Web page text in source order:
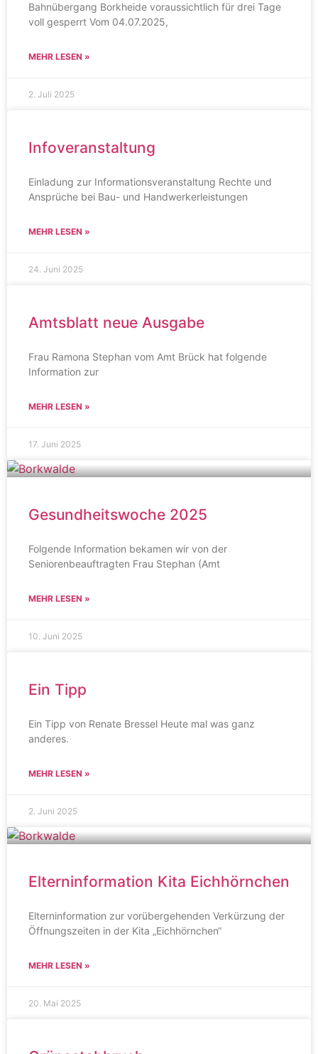
Bahnübergang Borkheide voraussichtlich für drei Tage
voll gesperrt Vom 04.07.2025,
MEHR LESEN »
2. Juli 2025
Infoveranstaltung
Einladung zur Informationsveranstaltung Rechte und
Ansprüche bei Bau- und Handwerkerleistungen
MEHR LESEN »
24. Juni 2025
Amtsblatt neue Ausgabe
Frau Ramona Stephan vom Amt Brück hat folgende
Information zur
MEHR LESEN »
17. Juni 2025
Gesundheitswoche 2025
Folgende Information bekamen wir von der
Seniorenbeauftragten Frau Stephan (Amt
MEHR LESEN »
10. Juni 2025
Ein Tipp
Ein Tipp von Renate Bressel Heute mal was ganz
anderes.
MEHR LESEN »
2. Juni 2025
Elterninformation Kita Eichhörnchen
Elterninformation zur vorübergehenden Verkürzung der
Öffnungszeiten in der Kita „Eichhörnchen“
MEHR LESEN »
20. Mai 2025